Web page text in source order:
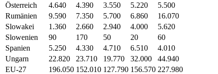
Österreich
4.640 4.390 3.550 5.220
5.500
Rumänien
9.590 7.350 5.700 6.860
16.070
Slowakei
1.360 2.660 2.940 4.000
5.620
Slowenien
90 170 50 20
60
Spanien
5.250 4.330 4.710 6.510
4.010
Ungarn
22.820 23.710 19.770 32.000
44.940
EU-27
196.050 152.010 127.790 156.570 227.980